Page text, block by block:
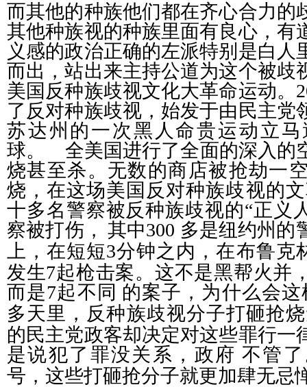
而其他的种族他们都在齐心合力的
其他种族视的种族里面有良心，有
义感的政治正确的左派特别是白人
而出，站出来主持公道为这个被歧
美国反种族歧视文化大革命运动。
了反对种族歧视，始发于由民主党
苏达州的一次黑人命贵运动立
球。
全美国进行了全面的深入的
烧甚至杀。无数的商店被抢劫一
烧，在这场美国反对种族歧视的
十多名警察被反种族歧视的“正义
察被打伤， 其中300 多是纽约州的
上，在短短3分钟之内，在布鲁克
发生7起枪击案。这不是黑帮火并
而是7起不同 的案子，为什么会这
多天里，反种族歧视分子打砸抢
的民主党政客却决定对这些罪行一
是说犯了罪没关系，政府 不管
号，这些打砸抢分子就更加肆无忌